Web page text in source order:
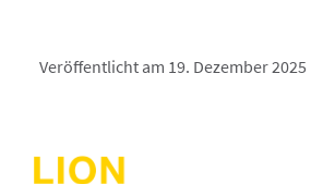
Veröffentlicht am 19. Dezember 2025